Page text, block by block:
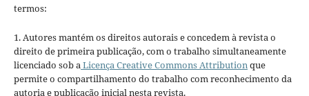
termos:
1. Autores mantém os direitos autorais e concedem à revista o
direito de primeira publicação, com o trabalho simultaneamente
licenciado sob aLicença Creative Commons Attributionque
permite o compartilhamento do trabalho com reconhecimento da
autoria e publicação inicial nesta revista.